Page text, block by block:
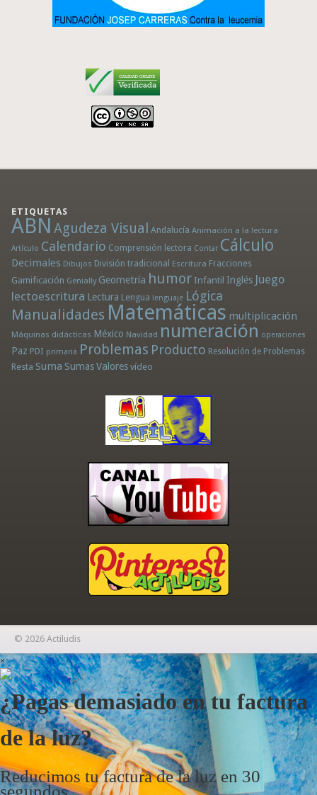
ETIQUETAS
ABN Agudeza Visual Andalucía Animación a la lectura
Artículo Calendario Comprensión lectora Contar Cálculo
Decimales Dibujos División tradicional Escritura Fracciones
Gamificación Genially Geometría humor Infantil Inglés Juego
lectoescritura Lectura Lengua lenguaje Lógica
Manualidades Matemáticas multiplicación
Máquinas didácticas México Navidad numeración operaciones
Paz PDI primaria Problemas Producto Resolución de Problemas
Resta Suma Sumas Valores vídeo
© 2026 Actiludis
×
¿Pagas demasiado en tu factura
de la luz?
Reducimos tu factura de la luz en 30